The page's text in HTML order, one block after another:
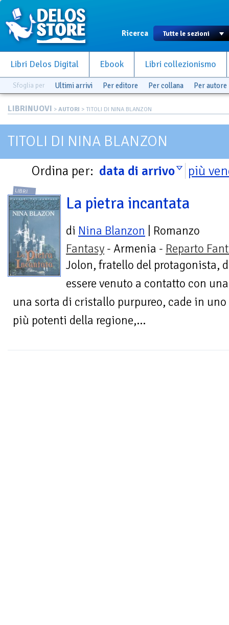
Ricerca
Libri Delos Digital Ebook Libri collezionismo
Sfoglia per Ultimi arrivi Per editore Per collana Per autore
LIBRINUOVI > AUTORI > TITOLI DI NINA BLANZON
TITOLI DI NINA BLANZON
Ordina per: data di arrivo più
LIBRI
La pietra incantata
di Nina Blanzon | Romanzo
Fantasy - Armenia - Reparto
Jolon, fratello del protagonista,
essere venuto a contatto con
una sorta di cristallo purpureo, cade in
più potenti della regione,...